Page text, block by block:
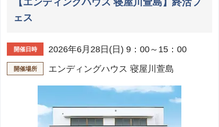
ェス
開催日時 2026年6月28日(日) 9：00～15：00
開催場所 エンディングハウス 寝屋川萱島